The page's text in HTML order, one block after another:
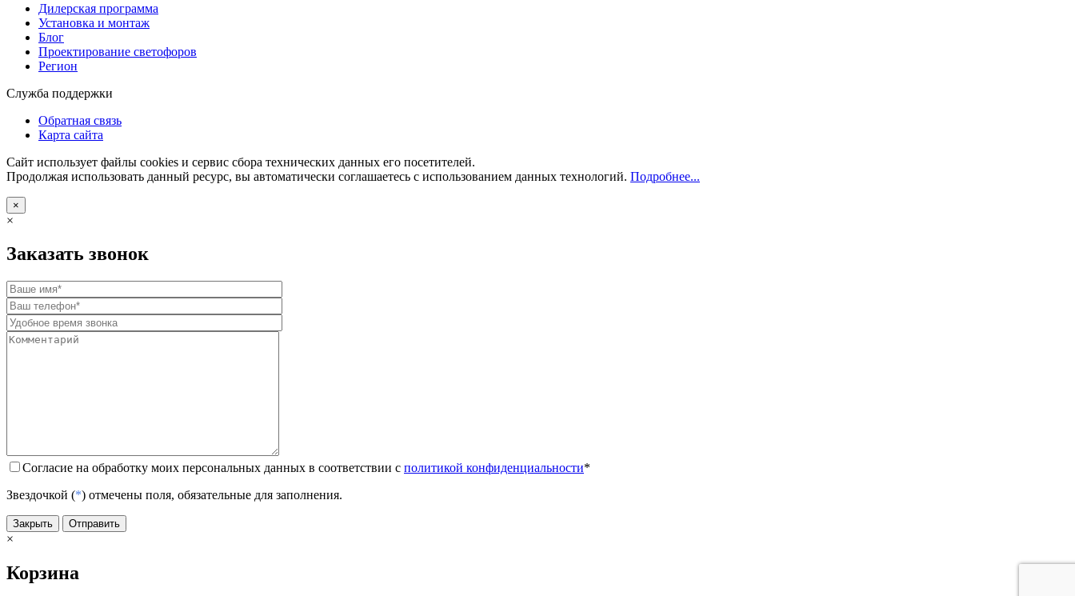
Дилерская программа
Установка и монтаж
Блог
Проектирование светофоров
Регион
Служба поддержки
Обратная связь
Карта сайта
Сайт использует файлы cookies и сервис сбора технических данных его посетителей.
Продолжая использовать данный ресурс, вы автоматически соглашаетесь с использованием данных технологий. Подробнее...
×
×
Заказать звонок
Согласие на обработку моих персональных данных в соответствии с политикой конфиденциальности*
Звездочкой (*) отмечены поля, обязательные для заполнения.
Закрыть Отправить
×
Корзина